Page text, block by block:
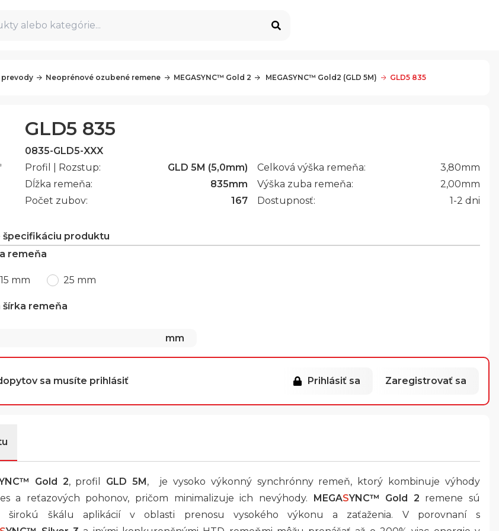
alebo kategórie...
prevody Neoprénové ozubené remene MEGASYNC™ Gold 2 MEGASYNC™ Gold2 (GLD 5M) GLD5 835
GLD5 835
0835-GLD5-XXX
Profil | Rozstup:
GLD 5M (5,0mm)
Dĺžka remeňa:
835mm
Počet zubov:
167
Celková výška remeňa: 3,80mm
Výška zuba remeňa:
2,00mm
Dostupnosť:
1-2 dni
špecifikáciu produktu
remeňa
15 mm 25 mm
šírka remeňa
mm
sa musíte prihlásiť Prihlásiť sa Zaregistrovať sa
Gold 2, profil GLD 5M, je vysoko výkonný synchrónny remeň, ktorý kombinuje výhody
a reťazových pohonov, pričom minimalizuje ich nevýhody. MEGASYNC™ Gold 2 remene sú
širokú škálu aplikácií v oblasti prenosu vysokého výkonu a zaťaženia. V porovnaní s